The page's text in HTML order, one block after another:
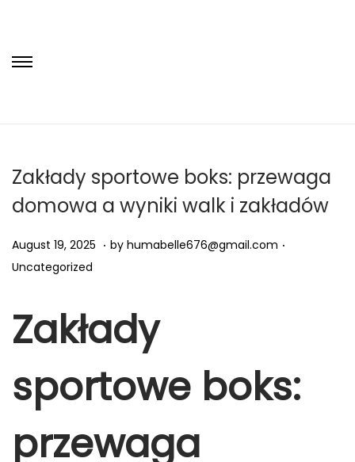
o
n
v
o
n
o
c
n
Zakłady sportowe boks: przewaga
domowa a wyniki walk i zakładów
P
o
e
o
n
August 19, 2025 A
2
0
2
. by humabelle676@gmail.com .
i
n
Uncategorized
Zakłady
sportowe boks:
przewaga